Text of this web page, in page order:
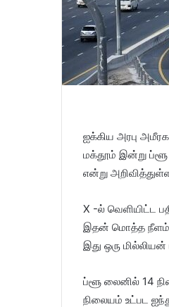
ஐக்கிய அரபு
மக்தூம் இன்று ப்ளூ
என்று
X -ல் வெளியிட்ட
இதன் மொத்த நீளம்
இது ஒரு
ப்ளூ லைனில் 14
நிலையம் உட்பட